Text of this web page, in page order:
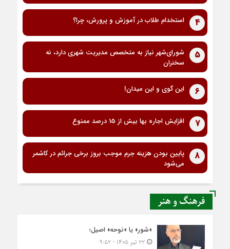
4 استخدام طلاب در آموزش و پرورش، چرا؟
5
شورای‌شهر نیاز به متخصص مدیریت شهری دارد، نه
سخنران
6 این گوی و این میدان!
7 افزایش اجاره بها بیش از 15 درصد ممنوع
8
پایین بودن هزینه جرم موجب بروز برخی جرائم در کاشمر
می‌شود
فرهنگ و هنر
«شور» یا «نوحه» اصیل؛
۲۲ تیر ۱۴۰۵ - ۹:۵۲